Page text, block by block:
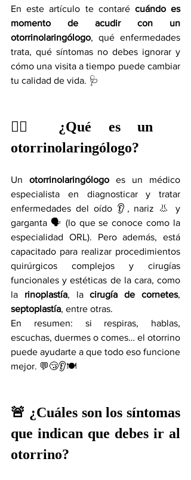
En este artículo te contaré cuándo es
momento de acudir con un
otorrinolaringólogo, qué enfermedades
trata, qué síntomas no debes ignorar y
cómo una visita a tiempo puede cambiar
tu calidad de vida. 🩺
👨‍⚕️ ¿Qué es un
otorrinolaringólogo?
Un otorrinolaringólogo es un médico
especialista en diagnosticar y tratar
enfermedades del oído 👂, nariz 👃 y
garganta 🗣️ (lo que se conoce como la
especialidad ORL). Pero además, está
capacitado para realizar procedimientos
quirúrgicos complejos y cirugías
funcionales y estéticas de la cara, como
la rinoplastía, la cirugía de cornetes
septoplastía, entre otras.
En resumen: si respiras, hablas,
escuchas, duermes o comes… el otorrino
puede ayudarte a que todo eso funcione
mejor. 💬😴👂🍽️
🚨 ¿Cuáles son los síntomas
que indican que debes ir al
otorrino?